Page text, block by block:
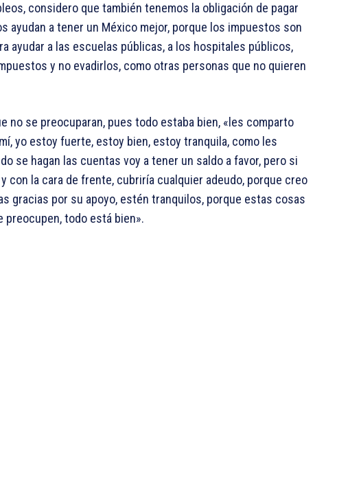
considero que también tenemos la obligación de pagar
ayudan a tener un México mejor, porque los impuestos son
ayudar a las escuelas públicas, a los hospitales públicos,
y no evadirlos, como otras personas que no quieren
no se preocuparan, pues todo estaba bien, «les comparto
yo estoy fuerte, estoy bien, estoy tranquila, como les
se hagan las cuentas voy a tener un saldo a favor, pero si
con la cara de frente, cubriría cualquier adeudo, porque creo
gracias por su apoyo, estén tranquilos, porque estas cosas
todo está bien».